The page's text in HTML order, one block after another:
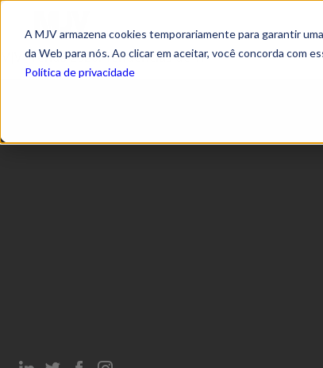
A MJV armazena cookies temporariamente para garantir
da Web para nós. Ao clicar em aceitar, você concorda com
Política de privacidade
MJV Trends 2020: Tendências de TI